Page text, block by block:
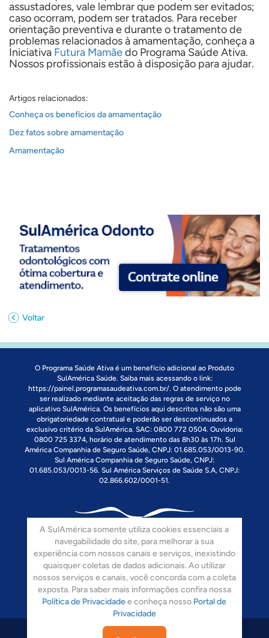
A SulAmérica somente utiliza cookies essenciais a
navegabilidade do site, para melhorar a sua
experiência com nossos canais e serviços, inexistindo
quaisquer coletas de dados adicionais. Ao utilizar
nossos serviços e canais, você concorda com a coleta
exposta. Para saber mais informações confira nossa
Política de Privacidadee conheça nosso Portal de
Privacidade
assustadores, vale lembrar que podem ser evitados;
caso ocorram, podem ser tratados. Para receber
orientação preventiva e durante o tratamento de
problemas relacionados à amamentação, conheça a
Iniciativa Futura Mamãedo Programa Saúde Ativa.
Nossos profissionais estão à disposição para ajudar.
Artigos relacionados:
Conheça os benefícios da amamentação
Dez fatos sobre amamentação
Amamentação
Voltar
O Programa Saúde Ativa é um benefício adicional ao Produto
SulAmérica Saúde. Saiba mais acessando o link:
https://painel.programasaudeativa.com.br/. O atendimento pode
ser realizado mediante aceitação das regras de serviço no
aplicativo SulAmérica. Os benefícios aqui descritos não são uma
obrigatoriedade contratual e poderão ser descontinuados a
exclusivo critério da SulAmérica. SAC: 0800 772 0504. Ouvidoria:
0800 725 3374, horário de atendimento das 8h30 às 17h. Sul
América Companhia de Seguro Saúde, CNPJ: 01.685.053/0013-90.
Sul América Companhia de Seguro Saúde, CNPJ:
01.685.053/0013-56. Sul América Serviços de Saúde S.A, CNPJ:
02.866.602/0001-51.
Siga-nos: